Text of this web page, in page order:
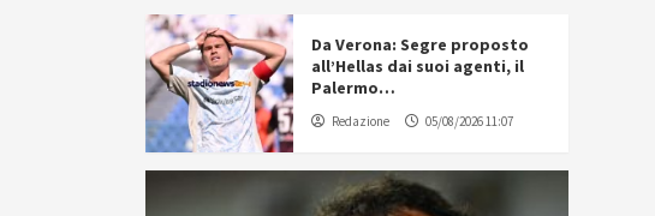
Da Verona: Segre proposto
all’Hellas dai suoi agenti, il
Palermo…
Redazione 05/08/2026 11:07